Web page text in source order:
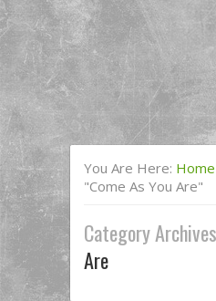
You Are Here: Home
"come As You Are"
Category
Are